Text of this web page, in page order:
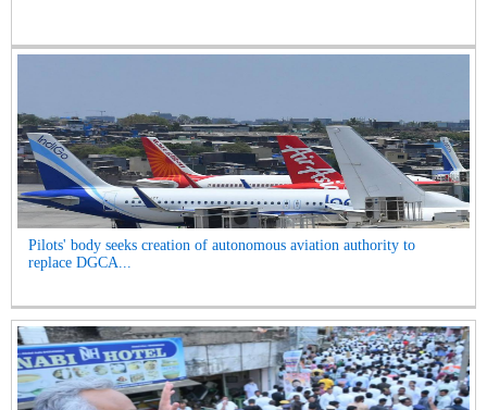
Pilots' body seeks creation of autonomous aviation authority to
replace DGCA...